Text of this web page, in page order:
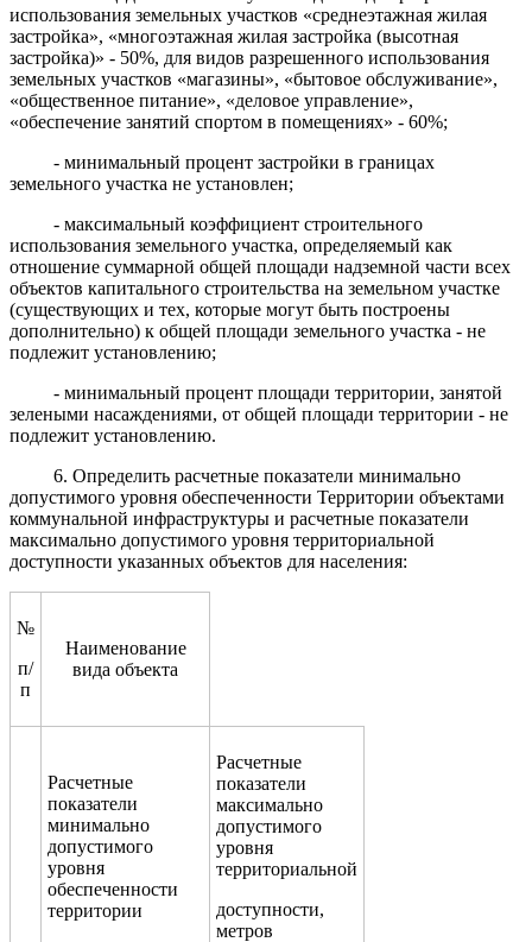
использования земельных участков «среднеэтажная жилая
застройка», «многоэтажная жилая застройка (высотная
застройка)» - 50%, для видов разрешенного использования
земельных участков «магазины», «бытовое обслуживание»,
«общественное питание», «деловое управление»,
«обеспечение занятий спортом в помещениях» - 60%;
- минимальный процент застройки в границах
земельного участка не установлен;
- максимальный коэффициент строительного
использования земельного участка, определяемый как
отношение суммарной общей площади надземной части всех
объектов капитального строительства на земельном участке
(существующих и тех, которые могут быть построены
дополнительно) к общей площади земельного участка - не
подлежит установлению;
- минимальный процент площади территории, занятой
зелеными насаждениями, от общей площади территории - не
подлежит установлению.
6. Определить расчетные показатели минимально
допустимого уровня обеспеченности Территории объектами
коммунальной инфраструктуры и расчетные показатели
максимально допустимого уровня территориальной
доступности указанных объектов для населения:
№
п/
п
Наименование
вида объекта
Расчетные
показатели
минимально
допустимого
уровня
обеспеченности
территории
Расчетные
показатели
максимально
допустимого
уровня
территориальной
доступности,
метров